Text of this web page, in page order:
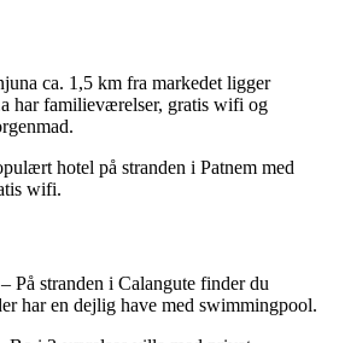
ca. 1,5 km fra markedet ligger
har familieværelser, gratis wifi og
hotel på stranden i Patnem med
wifi.
– På stranden i Calangute finder du
har en dejlig have med swimmingpool.